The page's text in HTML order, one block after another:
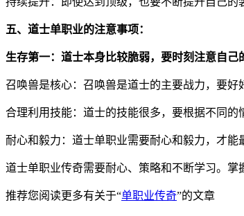
五、道士单职业的注意事项：
生存第一：道士本身比较脆弱，要时刻注意自己
召唤兽是核心：召唤兽是道士的主要战力，要好
合理利用技能：道士的技能很多，要根据不同的
耐心和毅力：道士单职业需要耐心和毅力，才能
道士单职业传奇需要耐心、策略和不断学习。掌
推荐您阅读更多有关于“单职业传奇”的文章